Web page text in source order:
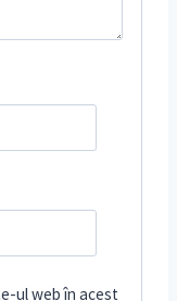
ul web în acest